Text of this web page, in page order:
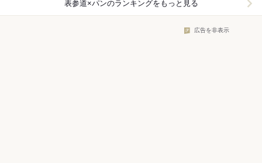
表参道×パンのランキングをもっと見る
広告を非表示